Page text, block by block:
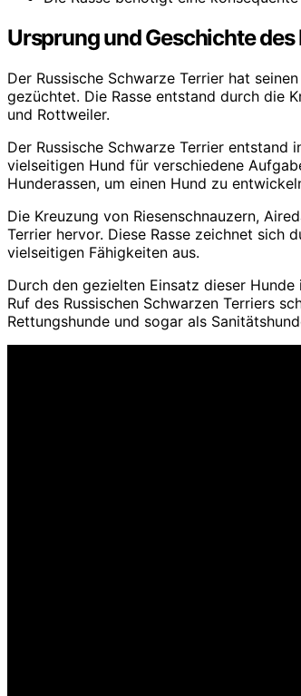
Ursprung und Geschichte
Der Russische Schwarze Terrier hat seinen
gezüchtet. Die Rasse entstand durch die
und Rottweiler.
Der Russische Schwarze Terrier entstand
vielseitigen Hund für verschiedene
Hunderassen, um einen Hund zu
Die Kreuzung von Riesenschnauzern,
Terrier hervor. Diese Rasse zeichnet sich
vielseitigen Fähigkeiten aus.
Durch den gezielten Einsatz dieser
Ruf des Russischen Schwarzen Terriers
Rettungshunde und sogar als